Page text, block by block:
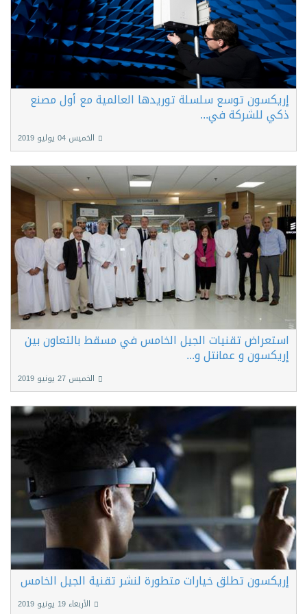
إريكسون توسع سلسلة توريدها العالمية مع أول مصنع
ذكي للشركة في...
الخميس 04 يوليو 2019
استعراض تقنيات الجيل الخامس في مسقط بالتعاون بين
إريكسون و عمانتل و...
الخميس 27 يونيو 2019
إريكسون تطلق خيارات متطورة لنشر تقنية الجيل الخامس
الأربعاء 19 يونيو 2019